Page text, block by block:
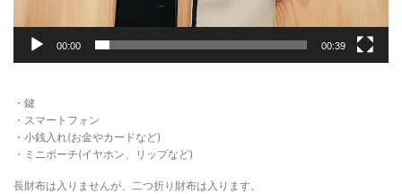
00:00 00:39
・鍵
・スマートフォン
・小銭入れ(お金やカードなど)
・ミニポーチ(イヤホン、リップなど)
長財布は入りませんが、二つ折り財布は入ります。